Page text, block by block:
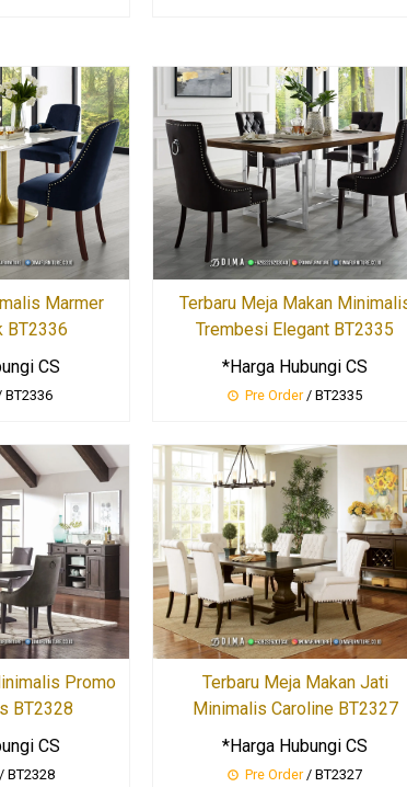
Marmer
BT2336
CS
Terbaru Meja Makan
Trembesi Elegant BT2335
*Harga Hubungi CS
Pre Order/ BT2335
Promo
BT2328
CS
BT2328
Terbaru Meja Makan Jati
Minimalis Caroline BT2327
*Harga Hubungi CS
Pre Order/ BT2327